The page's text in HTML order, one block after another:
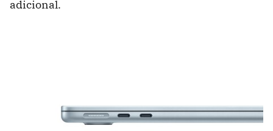
adicional.